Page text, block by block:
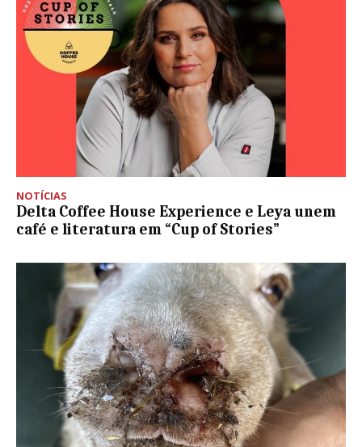
NOTÍCIAS
Delta Coffee House Experience e Leya unem
café e literatura em “Cup of Stories”